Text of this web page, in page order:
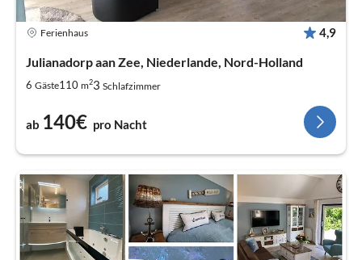
Ferienhaus 4,9
Julianadorp aan Zee, Niederlande, Nord-Holland
6 Gäste110 m23 Schlafzimmer
ab 140€ pro Nacht